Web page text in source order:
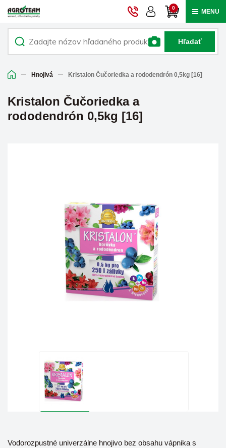
0 MENU
Hľadať
Hnojivá Kristalon Čučoriedka a rododendrón 0,5kg [16]
Kristalon Čučoriedka a
rododendrón 0,5kg [16]
Vodorozpustné univerzálne hnojivo bez obsahu vápnika s